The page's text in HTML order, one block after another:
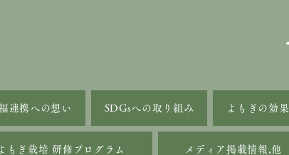
連携への想い SDGsへの取り組み よもぎの効果
もぎ栽培 研修プログラム メディア掲載情報,他